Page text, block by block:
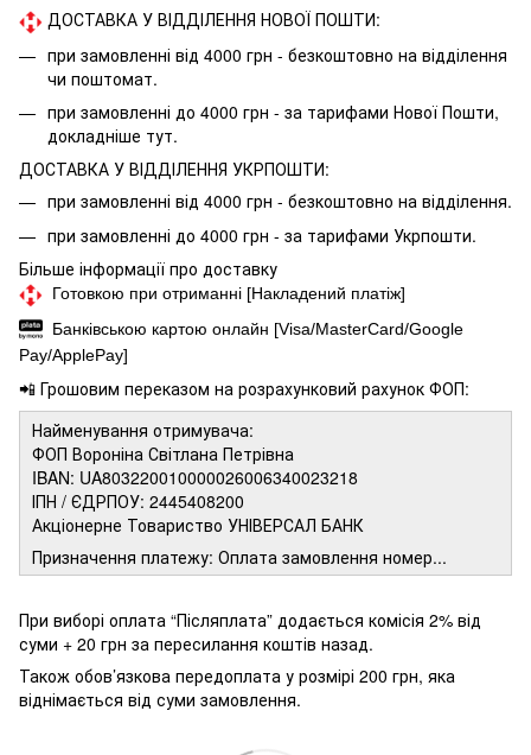
ДОСТАВКА У ВІДДІЛЕННЯ НОВОЇ ПОШТИ:
при замовленні від 4000 грн - безкоштовно на відділення
чи поштомат.
при замовленні до 4000 грн - за тарифами Нової Пошти,
докладніше тут.
ДОСТАВКА У ВІДДІЛЕННЯ УКРПОШТИ:
при замовленні від 4000 грн - безкоштовно на відділення.
при замовленні до 4000 грн - за тарифами Укрпошти.
Більше інформації про доставку
Готовкою при отриманні [Накладений платіж]
Банківською картою онлайн [Visa/MasterCard/Google
Pay/ApplePay]
📲 Грошовим переказом на розрахунковий рахунок ФОП:
Найменування отримувача:
ФОП Вороніна Світлана Петрівна
IBAN: UA803220010000026006340023218
ІПН / ЄДРПОУ: 2445408200
Акціонерне Товариство УНІВЕРСАЛ БАНК
Призначення платежу: Оплата замовлення номер...
При виборі оплата “Післяплата” додається комісія 2% від
суми + 20 грн за пересилання коштів назад.
Також обов’язкова передоплата у розмірі 200 грн, яка
віднімається від суми замовлення.